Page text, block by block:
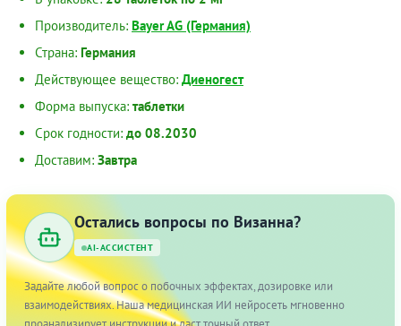
Производитель: Bayer AG (Германия)
Страна: Германия
Действующее вещество: Диеногест
Форма выпуска: таблетки
Срок годности: до 08.2030
Доставим: Завтра
Остались вопросы по Визанна?
AI-АССИСТЕНТ
Задайте любой вопрос о побочных эффектах, дозировке или
взаимодействиях. Наша медицинская ИИ нейросеть мгновенно